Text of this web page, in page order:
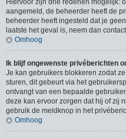
Hiervoor zijn drie redenen mogelijk:
aangemeld, de beheerder heeft de
beheerder heeft ingesteld dat je
laatste het geval is, neem dan
Omhoog
Ik blijf ongewenste privéberichten
Je kan gebruikers blokkeren zodat
sturen, dit gebeurt via het
ontvangt van een bepaalde
deze kan ervoor zorgen dat hij of zij
gebruik de meldknop in het
Omhoog